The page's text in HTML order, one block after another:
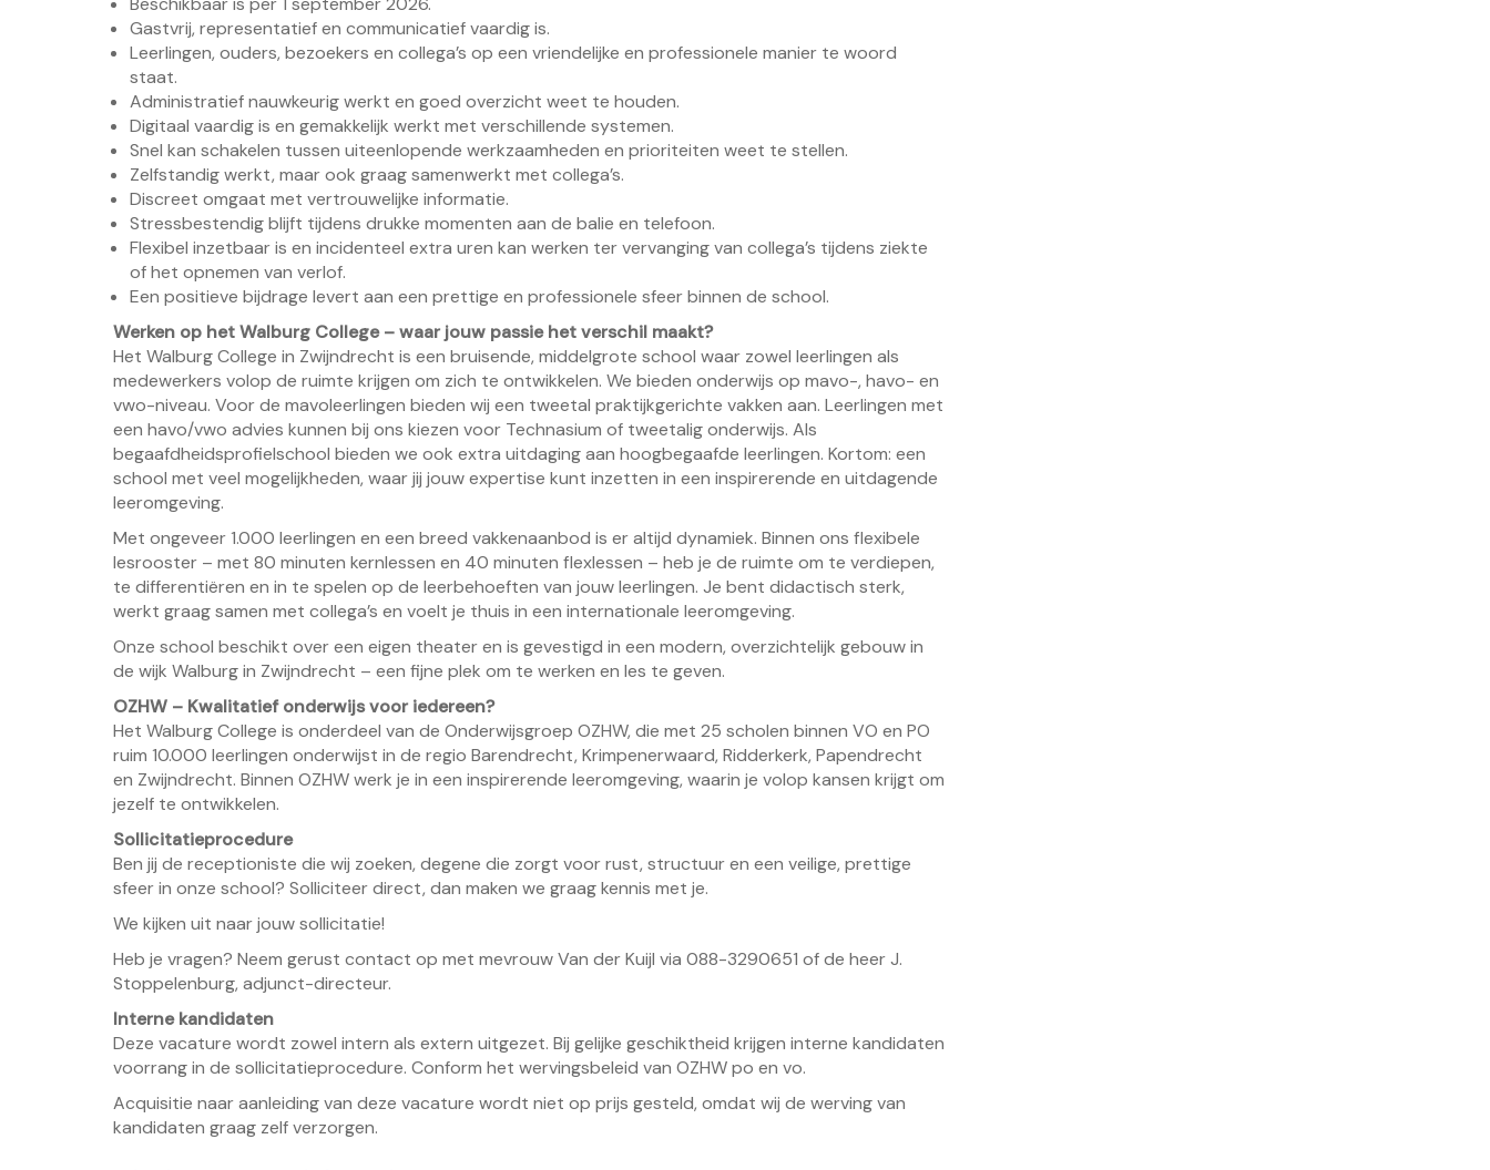
Gastvrij, representatief en communicatief vaardig is.
Leerlingen, ouders, bezoekers en collega’s op een vriendelijke en professionele manier te woord
staat.
Administratief nauwkeurig werkt en goed overzicht weet te houden.
Digitaal vaardig is en gemakkelijk werkt met verschillende systemen.
Snel kan schakelen tussen uiteenlopende werkzaamheden en prioriteiten weet te stellen.
Zelfstandig werkt, maar ook graag samenwerkt met collega’s.
Discreet omgaat met vertrouwelijke informatie.
Stressbestendig blijft tijdens drukke momenten aan de balie en telefoon.
Flexibel inzetbaar is en incidenteel extra uren kan werken ter vervanging van collega’s tijdens ziekte
of het opnemen van verlof.
Een positieve bijdrage levert aan een prettige en professionele sfeer binnen de school.
Werken op het Walburg College – waar jouw passie het verschil maakt?
Het Walburg College in Zwijndrecht is een bruisende, middelgrote school waar zowel leerlingen als
medewerkers volop de ruimte krijgen om zich te ontwikkelen. We bieden onderwijs op mavo-, havo- en
vwo-niveau. Voor de mavoleerlingen bieden wij een tweetal praktijkgerichte vakken aan. Leerlingen met
een havo/vwo advies kunnen bij ons kiezen voor Technasium of tweetalig onderwijs. Als
begaafdheidsprofielschool bieden we ook extra uitdaging aan hoogbegaafde leerlingen. Kortom: een
school met veel mogelijkheden, waar jij jouw expertise kunt inzetten in een inspirerende en uitdagende
leeromgeving.
Met ongeveer 1.000 leerlingen en een breed vakkenaanbod is er altijd dynamiek. Binnen ons flexibele
lesrooster – met 80 minuten kernlessen en 40 minuten flexlessen – heb je de ruimte om te verdiepen,
te differentiëren en in te spelen op de leerbehoeften van jouw leerlingen. Je bent didactisch sterk,
werkt graag samen met collega’s en voelt je thuis in een internationale leeromgeving.
Onze school beschikt over een eigen theater en is gevestigd in een modern, overzichtelijk gebouw in
de wijk Walburg in Zwijndrecht – een fijne plek om te werken en les te geven.
OZHW – Kwalitatief onderwijs voor iedereen?
Het Walburg College is onderdeel van de Onderwijsgroep OZHW, die met 25 scholen binnen VO en PO
ruim 10.000 leerlingen onderwijst in de regio Barendrecht, Krimpenerwaard, Ridderkerk, Papendrecht
en Zwijndrecht. Binnen OZHW werk je in een inspirerende leeromgeving, waarin je volop kansen krijgt om
jezelf te ontwikkelen.
Sollicitatieprocedure
Ben jij de receptioniste die wij zoeken, degene die zorgt voor rust, structuur en een veilige, prettige
sfeer in onze school? Solliciteer direct, dan maken we graag kennis met je.
We kijken uit naar jouw sollicitatie!
Heb je vragen? Neem gerust contact op met mevrouw Van der Kuijl via 088-3290651 of de heer J.
Stoppelenburg, adjunct-directeur.
Interne kandidaten
Deze vacature wordt zowel intern als extern uitgezet. Bij gelijke geschiktheid krijgen interne kandidaten
voorrang in de sollicitatieprocedure. Conform het wervingsbeleid van OZHW po en vo.
Acquisitie naar aanleiding van deze vacature wordt niet op prijs gesteld, omdat wij de werving van
kandidaten graag zelf verzorgen.